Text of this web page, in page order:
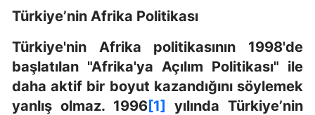
Türkiye’nin Afrika Politikası
Türkiye'nin Afrika politikasının 1998'de
başlatılan "Afrika'ya Açılım Politikası" ile
daha aktif bir boyut kazandığını söylemek
yanlış olmaz. 1996[1] yılında Türkiye’nin